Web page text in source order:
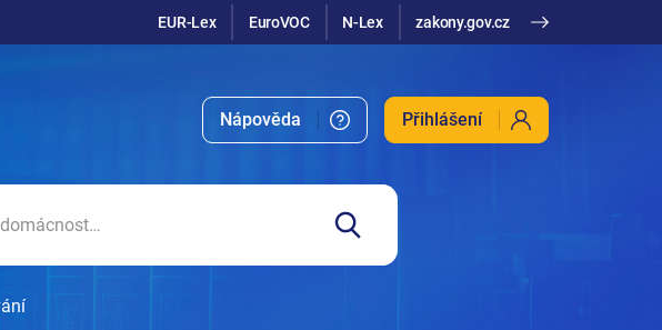
EUR-Lex EuroVOC N-Lex zakony.gov.cz
Nápověda Přihlášení